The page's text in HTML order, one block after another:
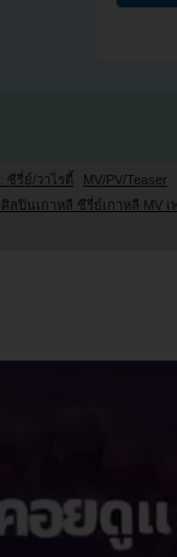
ซีรี่ย์/วาไรตี้
MV/PV/Teaser
ลปินเกาหลี ซีรี่ย์เกาหลี MV